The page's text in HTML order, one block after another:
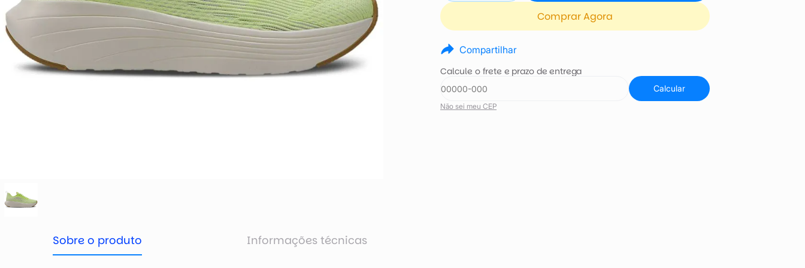
Comprar Agora
Compartilhar
Calcule o frete e prazo de entrega
Calcular
Não sei meu CEP
Sobre o produto Informações técnicas